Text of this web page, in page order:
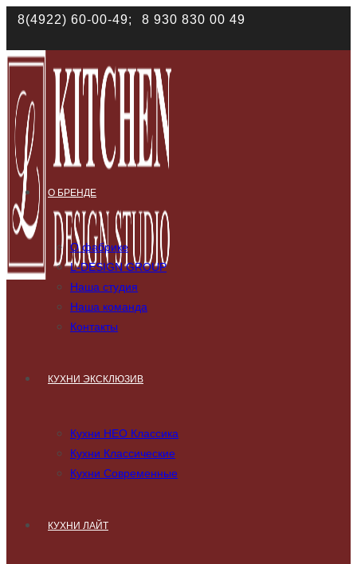
8(4922) 60-00-49; 8 930 830 00 49
О БРЕНДЕ
О фабрике
L-DESIGN GROUP
Наша студия
Наша команда
Контакты
КУХНИ ЭКСКЛЮЗИВ
Кухни НЕО Классика
Кухни Классические
Кухни Современные
КУХНИ ЛАЙТ
Наш сайт использует файлы cookies. Продолжая им